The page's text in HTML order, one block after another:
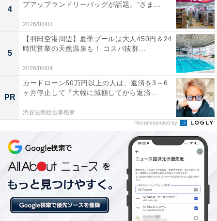
山口駅だ。野田氏によると、その人気をさらに盛り上げ
るため、2015年春に大改装されたという。
和風な雰囲気の高尾山口駅ホーム（出典： All About）
4
プアップランドリーバッグが話題。“さま...
2026/08/03
5
【羽田空港周辺】夏季プールは大人450円＆24
時間営業の天然温泉も！ コスパ抜群...
2026/08/04
PR
カードローン50万円以上の人は、返済を3～6
ヶ月停止して『大幅に減額してから返済...
渋谷法務総合事務所
Recommended by